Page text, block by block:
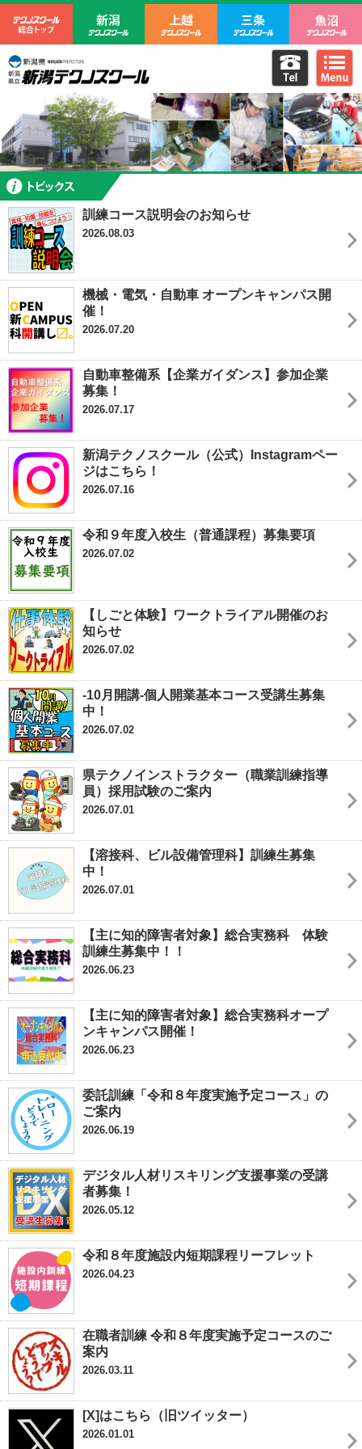
テクノスクール総合トップ
新潟テクノスクール上越テクノスクール
三条テクノ
新潟県立新潟テクノスクール 電話を
訓練コース説明会のお知らせ
2026.08.03
機械・電気・自動車 オープンキャンパス開
催！
2026.07.20
自動車整備系【企業ガイダンス】参加企業
募集！
2026.07.17
新潟テクノスクール（公式）Instagramペー
ジはこちら！
2026.07.16
令和９年度入校生（普通課程）募集要項
2026.07.02
【しごと体験】ワークトライアル開催のお
知らせ
2026.07.02
-10月開講-個人開業基本コース受講生募集
中！
2026.07.02
県テクノインストラクター（職業訓練指導
員）採用試験のご案内
2026.07.01
【溶接科、ビル設備管理科】訓練生募集
中！
2026.07.01
【主に知的障害者対象】総合実務科 体験
訓練生募集中！！
2026.06.23
【主に知的障害者対象】総合実務科オープ
ンキャンパス開催！
2026.06.23
委託訓練「令和８年度実施予定コース」の
ご案内
2026.06.19
デジタル人材リスキリング支援事業の受講
者募集！
2026.05.12
令和８年度施設内短期課程リーフレット
2026.04.23
在職者訓練 令和８年度実施予定コースのご
案内
2026.03.11
[X]はこちら（旧ツイッター）
2026.01.01